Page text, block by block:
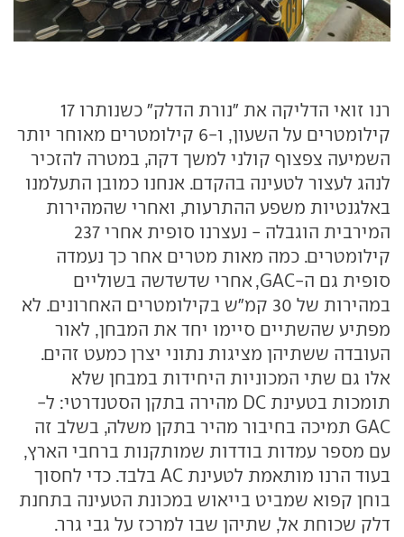
רנו זואי הדליקה את "נורת הדלק" כשנותרו 17
קילומטרים על השעון, ו-6 קילומטרים מאוחר יותר
השמיעה צפצוף קולני למשך דקה, במטרה להזכיר
לנהג לעצור לטעינה בהקדם. אנחנו כמובן התעלמנו
באלגנטיות משפע ההתרעות, ואחרי שהמהירות
המירבית הוגבלה - נעצרנו סופית אחרי 237
קילומטרים. כמה מאות מטרים אחר כך נעמדה
סופית גם ה-GAC, אחרי שדשדשה בשוליים
במהירות של 30 קמ"ש בקילומטרים האחרונים. לא
מפתיע שהשתיים סיימו יחד את המבחן, לאור
העובדה ששתיהן מציגות נתוני יצרן כמעט זהים.
אלו גם שתי המכוניות היחידות במבחן שלא
תומכות בטעינת DC מהירה בתקן הסטנדרטי: ל-
GAC תמיכה בחיבור מהיר בתקן משלה, בשלב זה
עם מספר עמדות בודדות שמותקנות ברחבי הארץ,
בעוד הרנו מותאמת לטעינת AC בלבד. כדי לחסוך
בוחן קפוא שמביט בייאוש במכונת הטעינה בתחנת
דלק שכוחת אל, שתיהן שבו למרכז על גבי גרר.